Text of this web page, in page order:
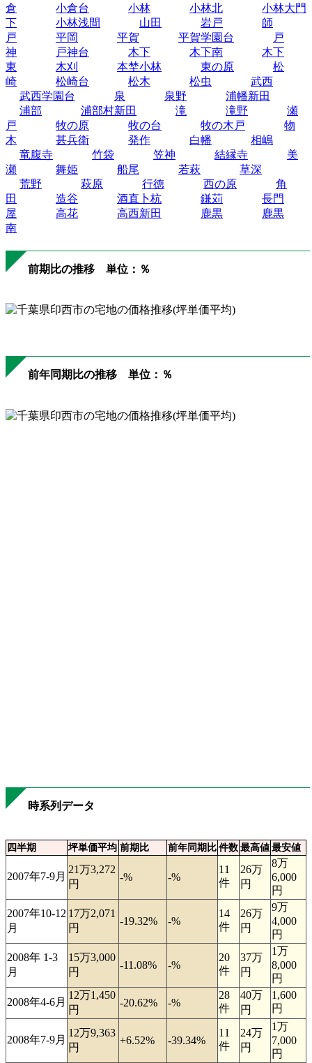
倉
小倉台 小林 小林北
小林大門
下
小林浅間 山田 岩戸
師
戸
平岡 平賀 平賀学園台
戸
神
戸神台 木下 木下南
木下
東
木刈 本埜小林 東の原
松
崎
松崎台 松木 松虫
武西
武西学園台
泉 泉野
浦幡新田
浦部
浦部村新田 滝 滝野
瀬
戸
牧の原 牧の台 牧の木戸
物
木
甚兵衛 発作 白幡
相嶋
竜腹寺
竹袋 笠神 結縁寺
美
瀬
舞姫 船尾 若萩
草深
荒野
萩原 行徳 西の原
角
田
造谷 酒直卜杭 鎌苅
長門
屋
高花 高西新田 鹿黒
鹿黒
南
前期比の推移 単位：％
前年同期比の推移 単位：％
時系列データ
四半期 坪単価平均 前期比 前年同期比件数最高値最安値
2007年7-9月
21万3,272
円
-% -%
11
件
26万
円
8万
6,000
円
2007年10-12
月
17万2,071
円
-19.32% -%
14
件
26万
円
9万
4,000
円
2008年 1-3
月
15万3,000
円
-11.08% -%
20
件
37万
円
1万
8,000
円
2008年4-6月
12万1,450
円
-20.62% -%
28
件
40万
円
1,600
円
2008年7-9月
12万9,363
円
+6.52% -39.34%
11
件
24万
円
1万
7,000
円